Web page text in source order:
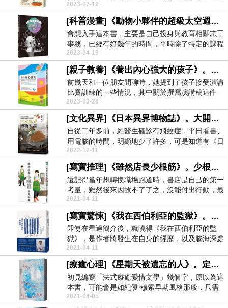
一樣，在禪宗...
2023-07-12
[科普漫畫]《動物小夥伴的超級太空週末》。天文學就在身邊 - 蓋兒．阿莫拉斯 / 商周
會想入手這本書，主要是自己投身與教育相關志工
事務，已經有好幾年的時間，平時除了特定的課程
和導覽解說，...
2023-04-19
[親子教養]《養出內心強大的孩子》。意義導向的教育目標 - 波格菈卡．韓丁格 / 商周
前幾天和一位朋友閒聊時，她提到了孩子接受演講
比賽訓練的一些情況，其中關於撰寫演講稿這件
事，不僅僅讓她...
2023-03-28
[文化異界]《日本異界博物誌》。大開眼界 - 朝里 樹 / 商周
自從二年多前，經醫生確診有飛蚊症，平日看書、
用電腦的時間，明顯地少了許多，可是知道有《日
本異界博物誌...
2022-12-11
[寫實推理]《雖然店長少根筋》。少根筋的到底是誰 - 早見和真 / 尖端
還記得當年想轉換職場跑道時，書店是自己的第一
考量，雖然後來因故不了了之，沒能付出行動，最
終仍舊在...
2021-04-11
[寫實驚悚]《我在西伯利亞的監獄》。揭露暗黑 傳遞溫暖與希望 - 尤安．巴爾貝羅 / 遠流
即使在看過簡介後，就曉得《我在西伯利亞的監
獄》，是作者將發生在自身的經歷，以及腦海深處
的記憶，轉...
2021-04-11
[療癒心理]《星期天被遺忘的人》。定律 同溫層 - 瓦萊莉‧貝涵 / 商周出版
初見編寫「法式療癒愛情文學」幾個字，原以為這
本書，可能會是如紀優‧穆索早期風格那般，只需
要透過愛...
2021-04-05